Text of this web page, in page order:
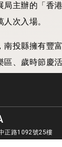
局主辦的「香
次入場。
南投縣擁有豐
區、歲時節慶
正路1092號25樓